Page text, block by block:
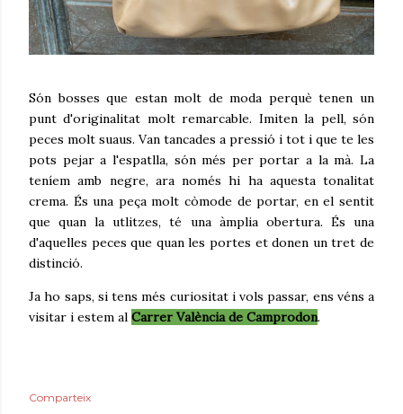
Són bosses que estan molt de moda perquè tenen un
punt d'originalitat molt remarcable. Imiten la pell, són
peces molt suaus. Van tancades a pressió i tot i que te les
pots pejar a l'espatlla, són més per portar a la mà. La
teníem amb negre, ara només hi ha aquesta tonalitat
crema. És una peça molt còmode de portar, en el sentit
que quan la utlitzes, té una àmplia obertura. És una
d'aquelles peces que quan les portes et donen un tret de
distinció.
Ja ho saps, si tens més curiositat i vols passar, ens véns a
visitar i estem al Carrer València de Camprodon.
Comparteix